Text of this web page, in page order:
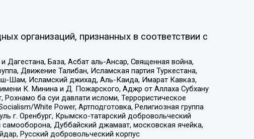
организаций, признанных в соответствии с
База, Асбат аль-Ансар, Священная война,
Движение Талибан, Исламская партия Туркестана,
Шам, Исламский джихад, Аль-Каида, Имарат Кавказ,
К. Минина и Д. Пожарского, Аджр от Аллаха Субхану
ба суи давлати исломи, Террористическое
White Power, Артподготовка, Религиозная группа
г. Оренбург, Крымско-татарский добровольческий
Дуббайский джамаат, московская ячейка,
Русский добровольческий корпус